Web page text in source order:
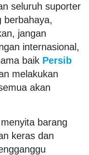
seluruh suporter
berbahaya,
jangan
internasional,
baik Persib
melakukan
akan
barang
keras dan